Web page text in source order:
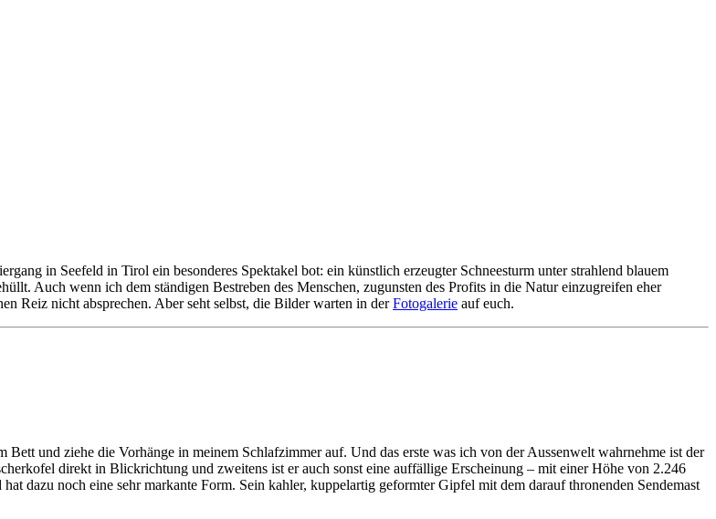
in Seefeld in Tirol ein besonderes Spektakel bot: ein künstlich erzeugter Schneesturm unter strahlend blauem
Auch wenn ich dem ständigen Bestreben des Menschen, zugunsten des Profits in die Natur einzugreifen eher
Reiz nicht absprechen. Aber seht selbst, die Bilder warten in derFotogalerie auf euch.
und ziehe die Vorhänge in meinem Schlafzimmer auf. Und das erste was ich von der Aussenwelt wahrnehme ist der
direkt in Blickrichtung und zweitens ist er auch sonst eine auffällige Erscheinung – mit einer Höhe von 2.246
dazu noch eine sehr markante Form. Sein kahler, kuppelartig geformter Gipfel mit dem darauf thronenden Sendemast